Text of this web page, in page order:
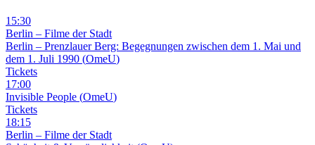
15:30
Berlin – Filme der Stadt
Berlin – Prenzlauer Berg: Begegnungen zwischen dem 1. Mai und
dem 1. Juli 1990 (OmeU)
Tickets
17:00
Invisible People (OmeU)
Tickets
18:15
Berlin – Filme der Stadt